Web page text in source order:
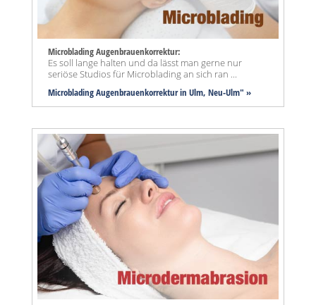
Microblading Augenbrauenkorrektur:
Es soll lange halten und da lässt man gerne nur
seriöse Studios für Microblading an sich ran ...
Microblading Augenbrauenkorrektur in Ulm, Neu-Ulm" »